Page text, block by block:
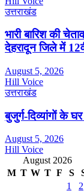
उत्तराखंड
भारी बारिश की
देहरादून जिले में
August 5, 2026
Hill Voice
उत्तराखंड
बुजुर्ग-दिव्यांगों के
August 5, 2026
Hill Voice
August 2026
M T W T F S
1
2